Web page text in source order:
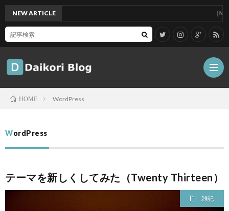
記
Tips
ガ
ジ
グ
NEW ARTICLE
HOME WordPress
WordPress
テーマを新しくしてみた（Twenty Thirteen）
雑記